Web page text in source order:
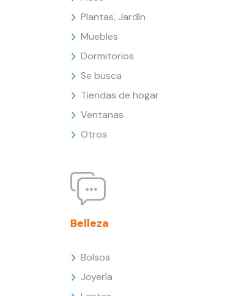
Plantas, Jardín
Muebles
Dormitorios
Se busca
Tiendas de hogar
Ventanas
Otros
Belleza
Bolsos
Joyería